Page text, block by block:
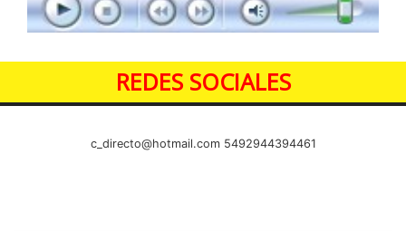
REDES SOCIALES
c_directo@hotmail.com5492944394461